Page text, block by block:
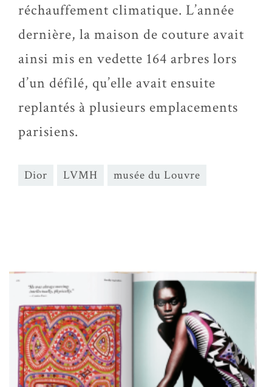
réchauffement climatique. L’année
dernière, la maison de couture avait
ainsi mis en vedette 164 arbres lors
d’un défilé, qu’elle avait ensuite
replantés à plusieurs emplacements
parisiens.
Dior LVMH musée du Louvre